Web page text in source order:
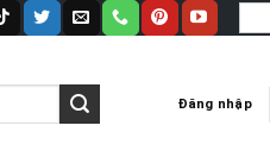
Đăng nhập